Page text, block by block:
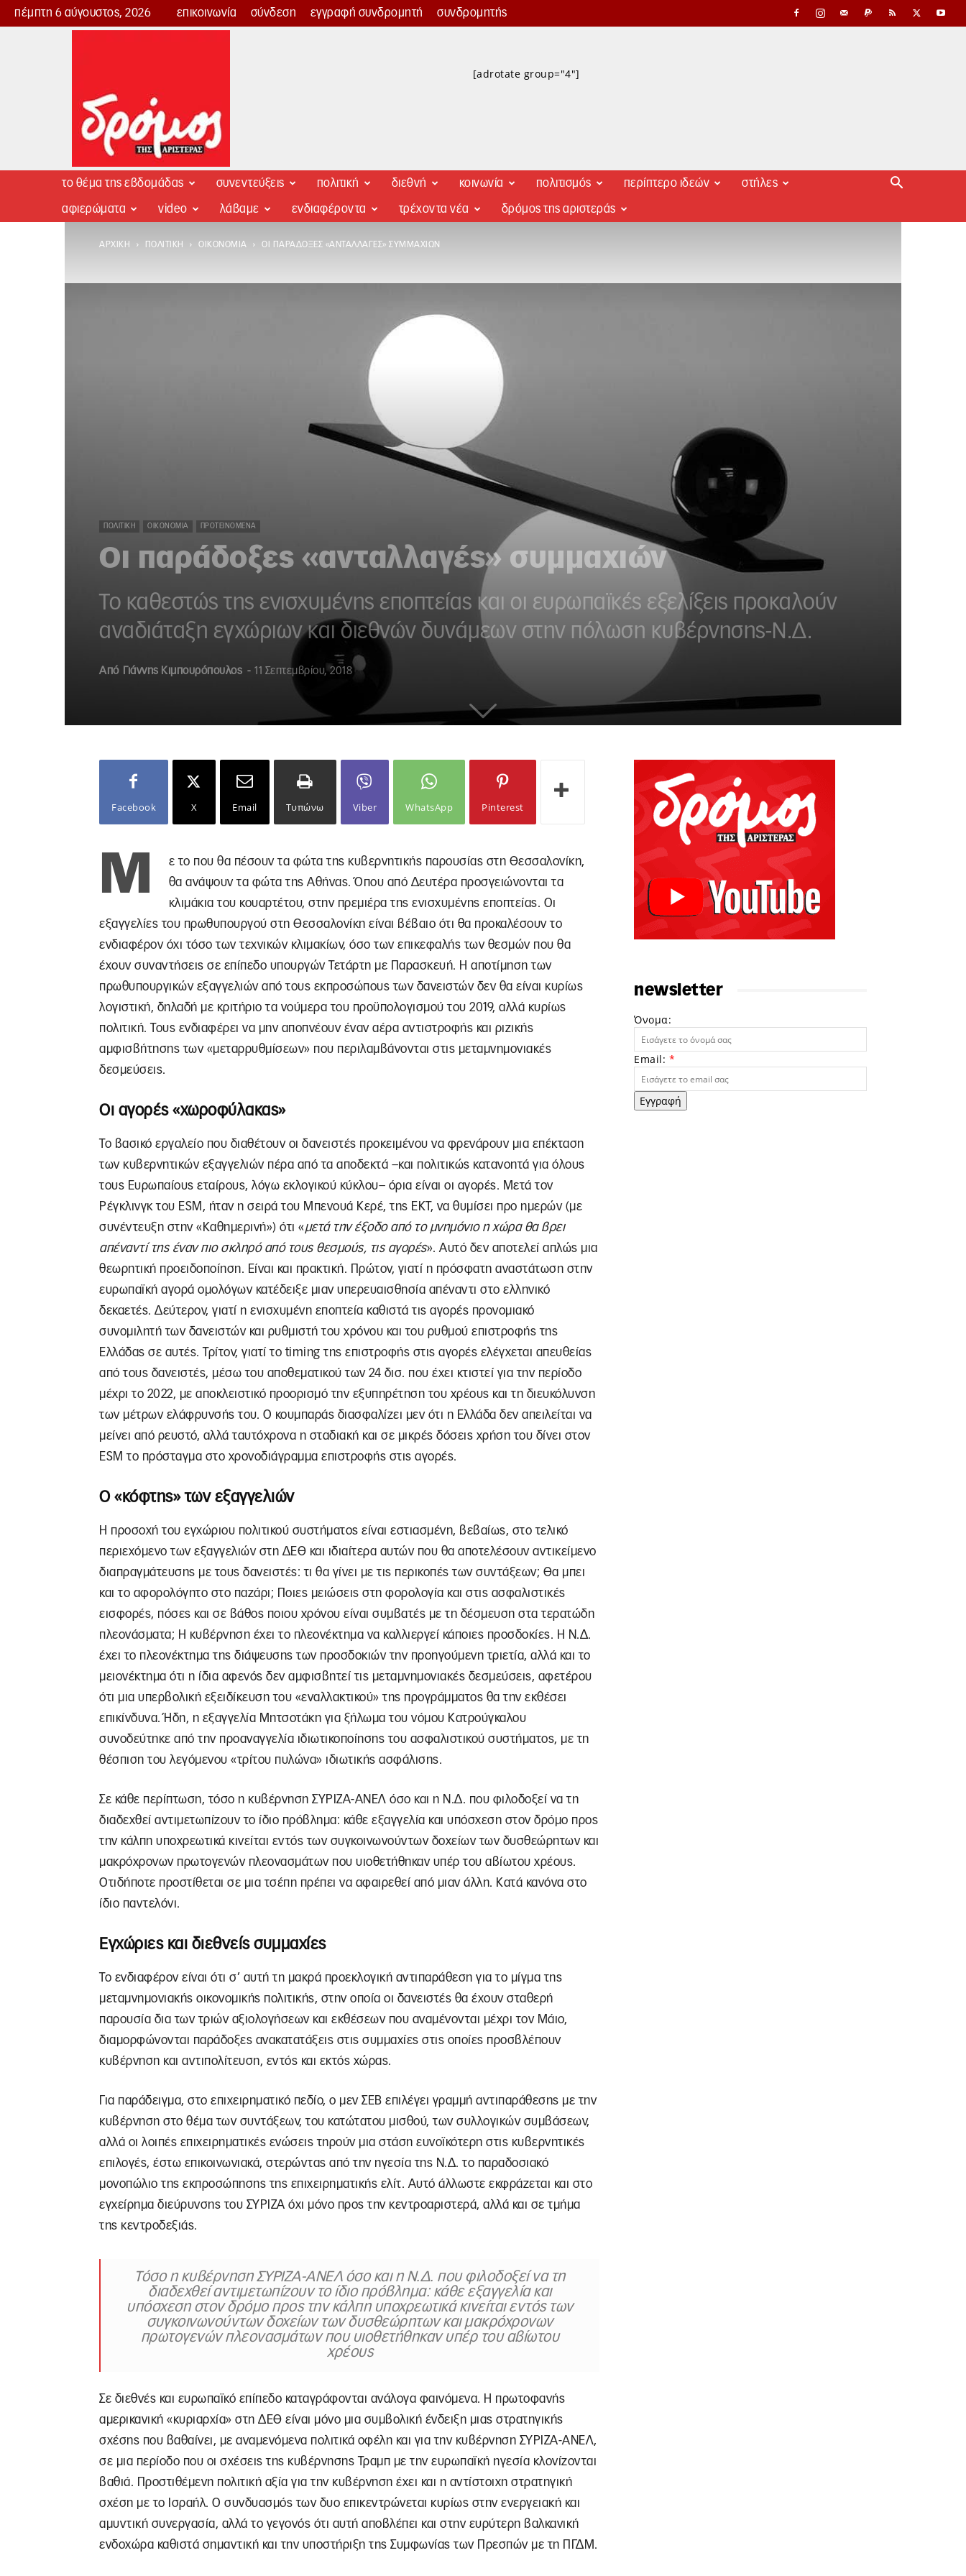
πέμπτη 6 αύγουστος, 2026 επικοινωνία σύνδεση εγγραφή συνδρομητή συνδρομητής
Δρόμος
[adrotate group="4"]
το θέμα της εβδομάδας συνεντεύξεις πολιτική διεθνή κοινωνία πολιτισμός περίπτερο ιδεών στήλες
αφιερώματα video λάβαμε ενδιαφέροντα τρέχοντα νέα δρόμος της αριστεράς
ΑΡΧΙΚΉ ΠΟΛΙΤΙΚΉ ΟΙΚΟΝΟΜΊΑ ΟΙ ΠΑΡΆΔΟΞΕΣ «ΑΝΤΑΛΛΑΓΈΣ» ΣΥΜΜΑΧΙΏΝ
ΠΟΛΙΤΙΚΉ ΟΙΚΟΝΟΜΊΑ ΠΡΟΤΕΙΝΌΜΕΝΑ
Οι παράδοξες «ανταλλαγές» συμμαχιών
Το καθεστώς της ενισχυμένης εποπτείας και οι ευρωπαϊκές εξελίξεις προκαλούν
αναδιάταξη εγχώριων και διεθνών δυνάμεων στην πόλωση κυβέρνησης-Ν.Δ.
Από Γιάννης Κιμπουρόπουλος - 11 Σεπτεμβρίου, 2018
Facebook X Email Τυπώνω Viber WhatsApp Pinterest
Μ
ε το που θα πέσουν τα φώτα της κυβερνητικής παρουσίας στη Θεσσαλονίκη,
θα ανάψουν τα φώτα της Αθήνας. Όπου από Δευτέρα προσγειώνονται τα
κλιμάκια του κουαρτέτου, στην πρεμιέρα της ενισχυμένης εποπτείας. Οι
εξαγγελίες του πρωθυπουργού στη Θεσσαλονίκη είναι βέβαιο ότι θα προκαλέσουν το
ενδιαφέρον όχι τόσο των τεχνικών κλιμακίων, όσο των επικεφαλής των θεσμών που θα
έχουν συναντήσεις σε επίπεδο υπουργών Τετάρτη με Παρασκευή. Η αποτίμηση των
πρωθυπουργικών εξαγγελιών από τους εκπροσώπους των δανειστών δεν θα είναι κυρίως
λογιστική, δηλαδή με κριτήριο τα νούμερα του προϋπολογισμού του 2019, αλλά κυρίως
πολιτική. Τους ενδιαφέρει να μην αποπνέουν έναν αέρα αντιστροφής και ριζικής
αμφισβήτησης των «μεταρρυθμίσεων» που περιλαμβάνονται στις μεταμνημονιακές
δεσμεύσεις.
Οι αγορές «χωροφύλακας»
Το βασικό εργαλείο που διαθέτουν οι δανειστές προκειμένου να φρενάρουν μια επέκταση
των κυβερνητικών εξαγγελιών πέρα από τα αποδεκτά –και πολιτικώς κατανοητά για όλους
τους Ευρωπαίους εταίρους, λόγω εκλογικού κύκλου– όρια είναι οι αγορές. Μετά τον
Ρέγκλινγκ του ESM, ήταν η σειρά του Μπενουά Κερέ, της ΕΚΤ, να θυμίσει προ ημερών (με
συνέντευξη στην «Καθημερινή») ότι «μετά την έξοδο από το μνημόνιο η χώρα θα βρει
απέναντί της έναν πιο σκληρό από τους θεσμούς, τις αγορές». Αυτό δεν αποτελεί απλώς μια
θεωρητική προειδοποίηση. Είναι και πρακτική. Πρώτον, γιατί η πρόσφατη αναστάτωση στην
ευρωπαϊκή αγορά ομολόγων κατέδειξε μιαν υπερευαισθησία απέναντι στο ελληνικό
δεκαετές. Δεύτερον, γιατί η ενισχυμένη εποπτεία καθιστά τις αγορές προνομιακό
συνομιλητή των δανειστών και ρυθμιστή του χρόνου και του ρυθμού επιστροφής της
Ελλάδας σε αυτές. Τρίτον, γιατί το timing της επιστροφής στις αγορές ελέγχεται απευθείας
από τους δανειστές, μέσω του αποθεματικού των 24 δισ. που έχει κτιστεί για την περίοδο
μέχρι το 2022, με αποκλειστικό προορισμό την εξυπηρέτηση του χρέους και τη διευκόλυνση
των μέτρων ελάφρυνσής του. Ο κουμπαράς διασφαλίζει μεν ότι η Ελλάδα δεν απειλείται να
μείνει από ρευστό, αλλά ταυτόχρονα η σταδιακή και σε μικρές δόσεις χρήση του δίνει στον
ESM το πρόσταγμα στο χρονοδιάγραμμα επιστροφής στις αγορές.
Ο «κόφτης» των εξαγγελιών
Η προσοχή του εγχώριου πολιτικού συστήματος είναι εστιασμένη, βεβαίως, στο τελικό
περιεχόμενο των εξαγγελιών στη ΔΕΘ και ιδιαίτερα αυτών που θα αποτελέσουν αντικείμενο
διαπραγμάτευσης με τους δανειστές: τι θα γίνει με τις περικοπές των συντάξεων; Θα μπει
και το αφορολόγητο στο παζάρι; Ποιες μειώσεις στη φορολογία και στις ασφαλιστικές
εισφορές, πόσες και σε βάθος ποιου χρόνου είναι συμβατές με τη δέσμευση στα τερατώδη
πλεονάσματα; Η κυβέρνηση έχει το πλεονέκτημα να καλλιεργεί κάποιες προσδοκίες. H Ν.Δ.
έχει το πλεονέκτημα της διάψευσης των προσδοκιών την προηγούμενη τριετία, αλλά και το
μειονέκτημα ότι η ίδια αφενός δεν αμφισβητεί τις μεταμνημονιακές δεσμεύσεις, αφετέρου
ότι μια υπερβολική εξειδίκευση του «εναλλακτικού» της προγράμματος θα την εκθέσει
επικίνδυνα. Ήδη, η εξαγγελία Μητσοτάκη για ξήλωμα του νόμου Κατρούγκαλου
συνοδεύτηκε από την προαναγγελία ιδιωτικοποίησης του ασφαλιστικού συστήματος, με τη
θέσπιση του λεγόμενου «τρίτου πυλώνα» ιδιωτικής ασφάλισης.
Σε κάθε περίπτωση, τόσο η κυβέρνηση ΣΥΡΙΖΑ-ΑΝΕΛ όσο και η Ν.Δ. που φιλοδοξεί να τη
διαδεχθεί αντιμετωπίζουν το ίδιο πρόβλημα: κάθε εξαγγελία και υπόσχεση στον δρόμο προς
την κάλπη υποχρεωτικά κινείται εντός των συγκοινωνούντων δοχείων των δυσθεώρητων και
μακρόχρονων πρωτογενών πλεονασμάτων που υιοθετήθηκαν υπέρ του αβίωτου χρέους.
Οτιδήποτε προστίθεται σε μια τσέπη πρέπει να αφαιρεθεί από μιαν άλλη. Κατά κανόνα στο
ίδιο παντελόνι.
Εγχώριες και διεθνείς συμμαχίες
Το ενδιαφέρον είναι ότι σ’ αυτή τη μακρά προεκλογική αντιπαράθεση για το μίγμα της
μεταμνημονιακής οικονομικής πολιτικής, στην οποία οι δανειστές θα έχουν σταθερή
παρουσία δια των τριών αξιολογήσεων και εκθέσεων που αναμένονται μέχρι τον Μάιο,
διαμορφώνονται παράδοξες ανακατατάξεις στις συμμαχίες στις οποίες προσβλέπουν
κυβέρνηση και αντιπολίτευση, εντός και εκτός χώρας.
Για παράδειγμα, στο επιχειρηματικό πεδίο, ο μεν ΣΕΒ επιλέγει γραμμή αντιπαράθεσης με την
κυβέρνηση στο θέμα των συντάξεων, του κατώτατου μισθού, των συλλογικών συμβάσεων,
αλλά οι λοιπές επιχειρηματικές ενώσεις τηρούν μια στάση ευνοϊκότερη στις κυβερνητικές
επιλογές, έστω επικοινωνιακά, στερώντας από την ηγεσία της Ν.Δ. το παραδοσιακό
μονοπώλιο της εκπροσώπησης της επιχειρηματικής ελίτ. Αυτό άλλωστε εκφράζεται και στο
εγχείρημα διεύρυνσης του ΣΥΡΙΖΑ όχι μόνο προς την κεντροαριστερά, αλλά και σε τμήμα
της κεντροδεξιάς.
Τόσο η κυβέρνηση ΣΥΡΙΖΑ-ΑΝΕΛ όσο και η Ν.Δ. που φιλοδοξεί να τη
διαδεχθεί αντιμετωπίζουν το ίδιο πρόβλημα: κάθε εξαγγελία και
υπόσχεση στον δρόμο προς την κάλπη υποχρεωτικά κινείται εντός των
συγκοινωνούντων δοχείων των δυσθεώρητων και μακρόχρονων
πρωτογενών πλεονασμάτων που υιοθετήθηκαν υπέρ του αβίωτου
χρέους
Σε διεθνές και ευρωπαϊκό επίπεδο καταγράφονται ανάλογα φαινόμενα. Η πρωτοφανής
αμερικανική «κυριαρχία» στη ΔΕΘ είναι μόνο μια συμβολική ένδειξη μιας στρατηγικής
σχέσης που βαθαίνει, με αναμενόμενα πολιτικά οφέλη και για την κυβέρνηση ΣΥΡΙΖΑ-ΑΝΕΛ,
σε μια περίοδο που οι σχέσεις της κυβέρνησης Τραμπ με την ευρωπαϊκή ηγεσία κλονίζονται
βαθιά. Προστιθέμενη πολιτική αξία για την κυβέρνηση έχει και η αντίστοιχη στρατηγική
σχέση με το Ισραήλ. Ο συνδυασμός των δυο επικεντρώνεται κυρίως στην ενεργειακή και
αμυντική συνεργασία, αλλά το γεγονός ότι αυτή αποβλέπει και στην ευρύτερη βαλκανική
ενδοχώρα καθιστά σημαντική και την υποστήριξη της Συμφωνίας των Πρεσπών με τη ΠΓΔΜ.
newsletter
Όνομα:
Email: *
Εγγραφή